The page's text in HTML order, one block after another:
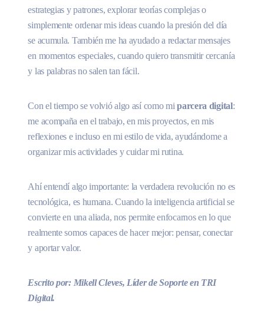
estrategias y patrones, explorar teorías complejas o
simplemente ordenar mis ideas cuando la presión del día
se acumula. También me ha ayudado a redactar mensajes
en momentos especiales, cuando quiero transmitir cercanía
y las palabras no salen tan fácil.
Con el tiempo se volvió algo así como miparcera digital:
me acompaña en el trabajo, en mis proyectos, en mis
reflexiones e incluso en mi estilo de vida, ayudándome a
organizar mis actividades y cuidar mi rutina.
Ahí entendí algo importante: la verdadera revolución no es
tecnológica, es humana. Cuando la inteligencia artificial se
convierte en una aliada, nos permite enfocarnos en lo que
realmente somos capaces de hacer mejor: pensar, conectar
y aportar valor.
Escrito por: Mikell Cleves, Líder de Soporte en TRI
Digital.